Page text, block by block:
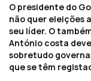
O presidente do
não quer eleições
seu líder. O
António costa
sobretudo
que se têm